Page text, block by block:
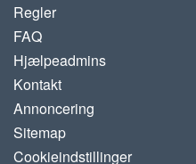
Regler
FAQ
Hjælpeadmins
Kontakt
Annoncering
Sitemap
Cookieindstillinger